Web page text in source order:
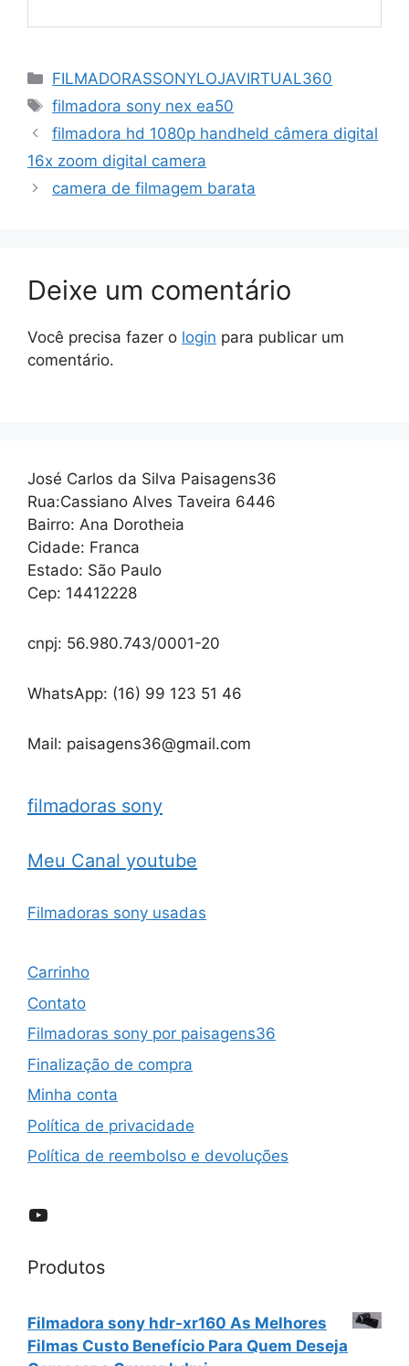
Categorias
FILMADORASSONYLOJAVIRTUAL360
Tags
filmadora sony nex ea50
filmadora hd 1080p handheld câmera digital
16x zoom digital camera
camera de filmagem barata
Deixe um comentário
Você precisa fazer o login para publicar um
comentário.
José Carlos da Silva Paisagens36
Rua:Cassiano Alves Taveira 6446
Bairro: Ana Dorotheia
Cidade: Franca
Estado: São Paulo
Cep: 14412228
cnpj: 56.980.743/0001-20
WhatsApp: (16) 99 123 51 46
Mail: paisagens36@gmail.com
filmadoras sony
Meu Canal youtube
Filmadoras sony usadas
Carrinho
Contato
Filmadoras sony por paisagens36
Finalização de compra
Minha conta
Política de privacidade
Política de reembolso e devoluções
YouTube
Produtos
Filmadora sony hdr-xr160 As Melhores
Filmas Custo Benefício Para Quem Deseja